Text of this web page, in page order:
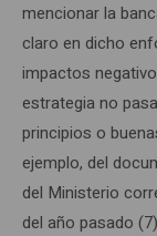
mencionar la
claro en dicho
impactos
estrategia no
principios o
ejemplo, del
del Ministerio
del año pasado